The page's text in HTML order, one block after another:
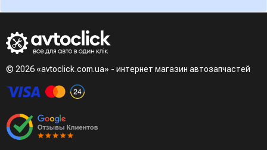
© 2026 «avtoclick.com.ua» - интернет магазин автозапчастей